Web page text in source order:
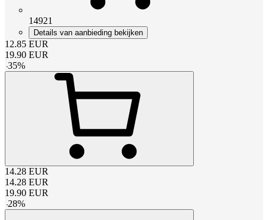
14921
Details van aanbieding bekijken
12.85 EUR
19.90 EUR
-35%
14.28 EUR
14.28 EUR
19.90 EUR
-28%